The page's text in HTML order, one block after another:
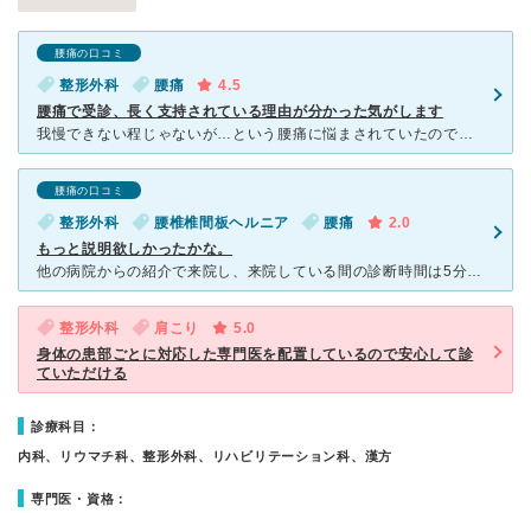
腰痛の口コミ
整形外科 腰痛
4.5
腰痛で受診、長く支持されている理由が分かった気がします
我慢できない程じゃないが…という腰痛に悩まされていたのですが、ある日それまで感じたことのない強烈な痛みに襲われ、こちらの医院を受診。 地元では脚・腰痛、ヘルニア等の分野で昔から支持を得ている印象があ
腰痛の口コミ
整形外科 腰椎椎間板ヘルニア 腰痛
2.0
もっと説明欲しかったかな。
他の病院からの紹介で来院し、来院している間の診断時間は5分前後で毎回終わり、説明もほとんどなく終わりました。痛みが出てきたらどのような体勢にしたほうがいいのかなど。 私がブロック注射は効きますか？
整形外科 肩こり
5.0
身体の患部ごとに対応した専門医を配置しているので安心して診
ていただける
診療科目：
内科、リウマチ科、整形外科、リハビリテーション科、漢方
専門医・資格：